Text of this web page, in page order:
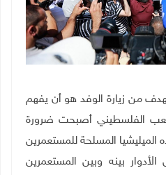
من زيارة الوفد هو أن يفهم
الفلسطيني أصبحت ضرورة
المسلحة للمستعمرين
الأدوار بينه وبين المستعمرين